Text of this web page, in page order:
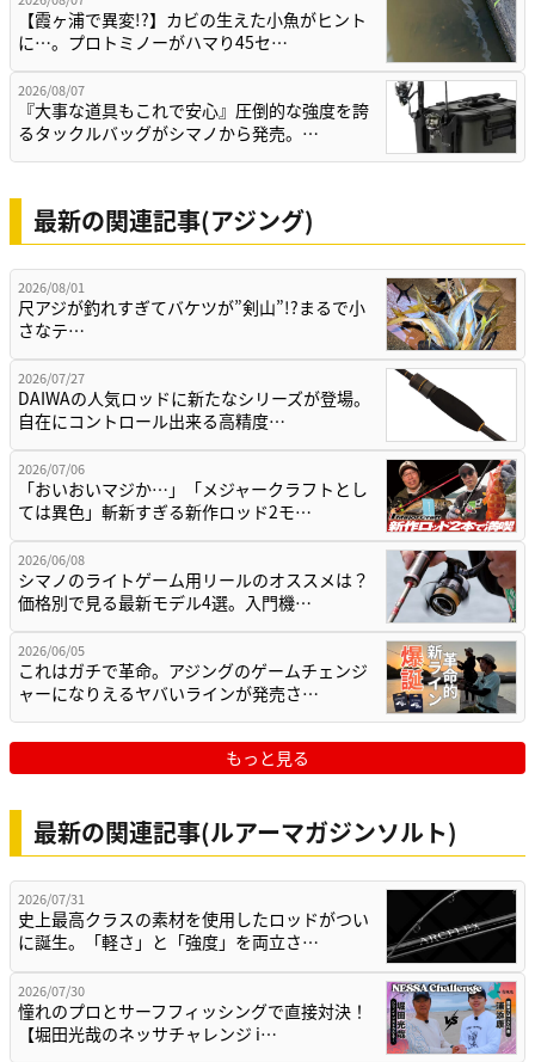
【霞ヶ浦で異変!?】カビの生えた小魚がヒント
に…。プロトミノーがハマり45セ…
2026/08/07
『大事な道具もこれで安心』圧倒的な強度を誇
るタックルバッグがシマノから発売。…
最新の関連記事(アジング)
2026/08/01
尺アジが釣れすぎてバケツが”剣山”!?まるで小
さなテ…
2026/07/27
DAIWAの人気ロッドに新たなシリーズが登場。
自在にコントロール出来る高精度…
2026/07/06
「おいおいマジか…」「メジャークラフトとし
ては異色」斬新すぎる新作ロッド2モ…
2026/06/08
シマノのライトゲーム用リールのオススメは？
価格別で見る最新モデル4選。入門機…
2026/06/05
これはガチで革命。アジングのゲームチェンジ
ャーになりえるヤバいラインが発売さ…
もっと見る
最新の関連記事(ルアーマガジンソルト)
2026/07/31
史上最高クラスの素材を使用したロッドがつい
に誕生。「軽さ」と「強度」を両立さ…
2026/07/30
憧れのプロとサーフフィッシングで直接対決！
【堀田光哉のネッサチャレンジ i…